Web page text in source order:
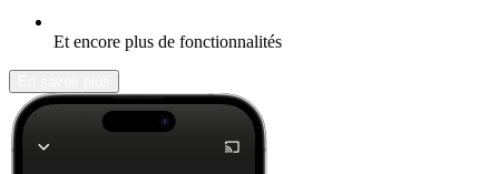
Et encore plus de fonctionnalités